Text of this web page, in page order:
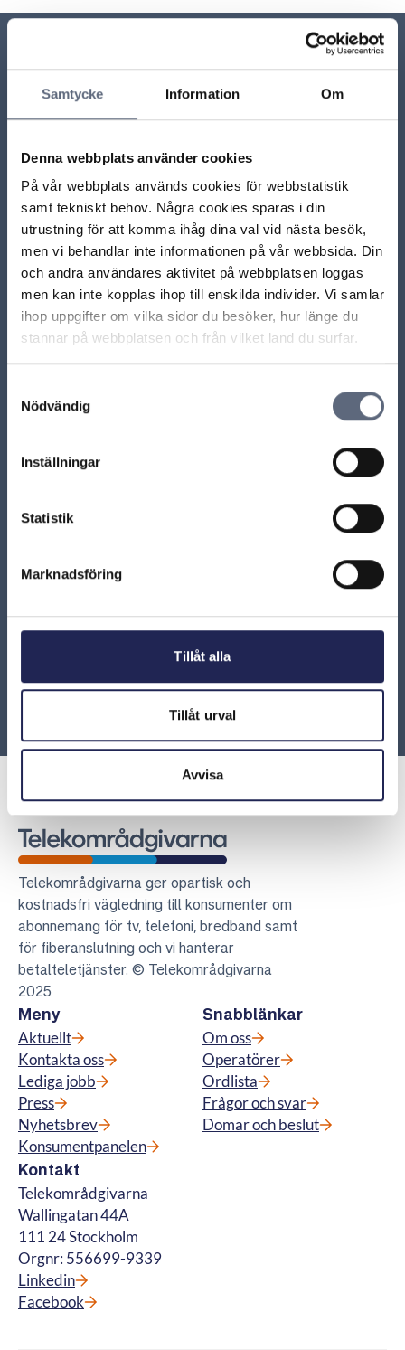
Samtycke Information Om
Denna webbplats använder cookies
På vår webbplats används cookies för webbstatistik
samt tekniskt behov. Några cookies sparas i din
utrustning för att komma ihåg dina val vid nästa besök,
men vi behandlar inte informationen på vår webbsida. Din
och andra användares aktivitet på webbplatsen loggas
men kan inte kopplas ihop till enskilda individer. Vi samlar
ihop uppgifter om vilka sidor du besöker, hur länge du
stannar på webbplatsen och från vilket land du surfar.
Nödvändig
Inställningar
Statistik
Marknadsföring
Tillåt alla
Tillåt urval
Avvisa
Relaterade sidor till frågan
Mitt autogiro fungerar inte, vad ska jag göra?
Vad händer om jag inte har täckning på kontot när
autogirodragningen görs?
Vilka konton kan anslutas till autogiro?
Får operatören ta ut en fakturaavgift?
ARN beslut
ARN 2016-01153 - Fakturaavgift kan tas ut även vid
ARN 2016-07176 – Operatören hade inte rätt att ta
inkasso och Kronofogden
Telekområdgivarna
Telekområdgivarna ger opartisk och
kostnadsfri vägledning till konsumenter om
abonnemang för tv, telefoni, bredband samt
för fiberanslutning och vi hanterar
betalteletjänster. © Telekområdgivarna
2025
Meny
Aktuellt
Kontakta oss
Lediga jobb
Press
Nyhetsbrev
Konsumentpanelen
Snabblänkar
Om oss
Operatörer
Ordlista
Frågor och svar
Domar och beslut
Kontakt
Telekområdgivarna
Wallingatan 44A
111 24 Stockholm
Orgnr: 556699-9339
Linkedin
Facebook